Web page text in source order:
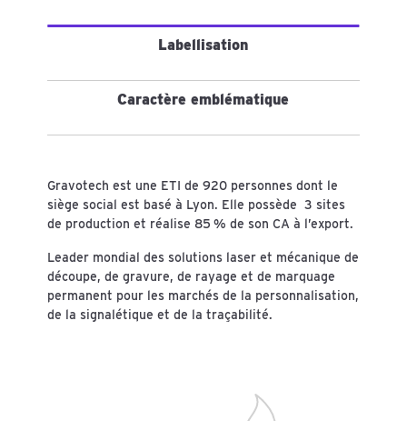
Labellisation
Caractère emblématique
Gravotech est une ETI de 920 personnes dont le
siège social est basé à Lyon. Elle possède 3 sites
de production et réalise 85 % de son CA à l’export.
Leader mondial des solutions laser et mécanique de
découpe, de gravure, de rayage et de marquage
permanent pour les marchés de la personnalisation,
de la signalétique et de la traçabilité.